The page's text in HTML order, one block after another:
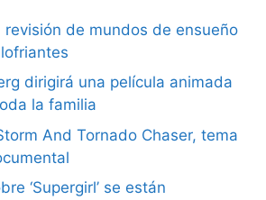
revisión de mundos de ensueño
dirigirá una película animada
la familia
And Tornado Chaser, tema
‘Supergirl’ se están